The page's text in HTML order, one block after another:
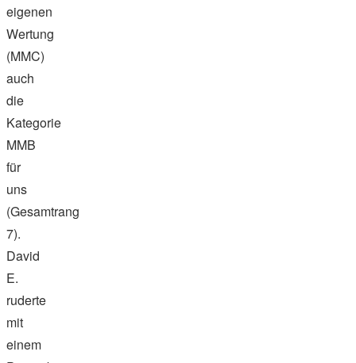
eigenen
Wertung
(MMC)
auch
die
Kategorie
MMB
für
uns
(Gesamtrang
7).
David
E.
ruderte
mit
einem